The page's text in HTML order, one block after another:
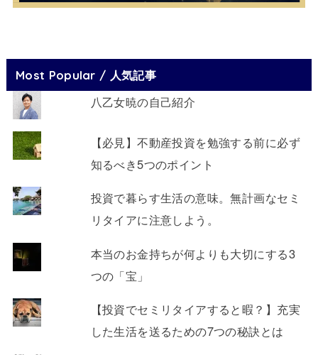
Most Popular / 人気記事
八乙女暁の自己紹介
【必見】不動産投資を勉強する前に必ず
知るべき5つのポイント
投資で暮らす生活の意味。無計画なセミ
リタイアに注意しよう。
本当のお金持ちが何よりも大切にする3
つの「宝」
【投資でセミリタイアすると暇？】充実
した生活を送るための7つの秘訣とは